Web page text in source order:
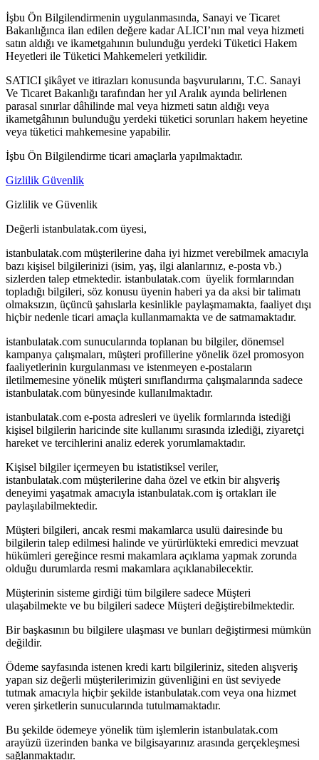
İşbu Ön Bilgilendirmenin uygulanmasında, Sanayi ve Ticaret
Bakanlığınca ilan edilen değere kadar ALICI’nın mal veya hizmeti
satın aldığı ve ikametgahının bulunduğu yerdeki Tüketici Hakem
Heyetleri ile Tüketici Mahkemeleri yetkilidir.
SATICI şikâyet ve itirazları konusunda başvurularını, T.C. Sanayi
Ve Ticaret Bakanlığı tarafından her yıl Aralık ayında belirlenen
parasal sınırlar dâhilinde mal veya hizmeti satın aldığı veya
ikametgâhının bulunduğu yerdeki tüketici sorunları hakem heyetine
veya tüketici mahkemesine yapabilir.
İşbu Ön Bilgilendirme ticari amaçlarla yapılmaktadır.
Gizlilik Güvenlik
Gizlilik ve Güvenlik
Değerli istanbulatak.com üyesi,
istanbulatak.com müşterilerine daha iyi hizmet verebilmek amacıyla
bazı kişisel bilgilerinizi (isim, yaş, ilgi alanlarınız, e-posta vb.)
sizlerden talep etmektedir. istanbulatak.com üyelik formlarından
topladığı bilgileri, söz konusu üyenin haberi ya da aksi bir talimatı
olmaksızın, üçüncü şahıslarla kesinlikle paylaşmamakta, faaliyet dışı
hiçbir nedenle ticari amaçla kullanmamakta ve de satmamaktadır.
istanbulatak.com sunucularında toplanan bu bilgiler, dönemsel
kampanya çalışmaları, müşteri profillerine yönelik özel promosyon
faaliyetlerinin kurgulanması ve istenmeyen e-postaların
iletilmemesine yönelik müşteri sınıflandırma çalışmalarında sadece
istanbulatak.com bünyesinde kullanılmaktadır.
istanbulatak.com e-posta adresleri ve üyelik formlarında istediği
kişisel bilgilerin haricinde site kullanımı sırasında izlediği, ziyaretçi
hareket ve tercihlerini analiz ederek yorumlamaktadır.
Kişisel bilgiler içermeyen bu istatistiksel veriler,
istanbulatak.com müşterilerine daha özel ve etkin bir alışveriş
deneyimi yaşatmak amacıyla istanbulatak.com iş ortakları ile
paylaşılabilmektedir.
Müşteri bilgileri, ancak resmi makamlarca usulü dairesinde bu
bilgilerin talep edilmesi halinde ve yürürlükteki emredici mevzuat
hükümleri gereğince resmi makamlara açıklama yapmak zorunda
olduğu durumlarda resmi makamlara açıklanabilecektir.
Müşterinin sisteme girdiği tüm bilgilere sadece Müşteri
ulaşabilmekte ve bu bilgileri sadece Müşteri değiştirebilmektedir.
Bir başkasının bu bilgilere ulaşması ve bunları değiştirmesi mümkün
değildir.
Ödeme sayfasında istenen kredi kartı bilgileriniz, siteden alışveriş
yapan siz değerli müşterilerimizin güvenliğini en üst seviyede
tutmak amacıyla hiçbir şekilde istanbulatak.com veya ona hizmet
veren şirketlerin sunucularında tutulmamaktadır.
Bu şekilde ödemeye yönelik tüm işlemlerin istanbulatak.com
arayüzü üzerinden banka ve bilgisayarınız arasında gerçekleşmesi
sağlanmaktadır.